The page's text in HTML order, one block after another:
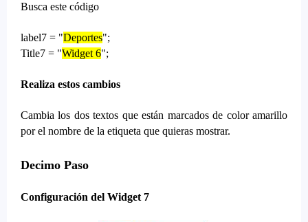
Busca este código
label7 = "Deportes";
Title7 = "Widget 6";
Realiza estos cambios
Cambia los dos textos que están marcados de color amarillo
por el nombre de la etiqueta que quieras mostrar.
Decimo Paso
Configuración del Widget 7